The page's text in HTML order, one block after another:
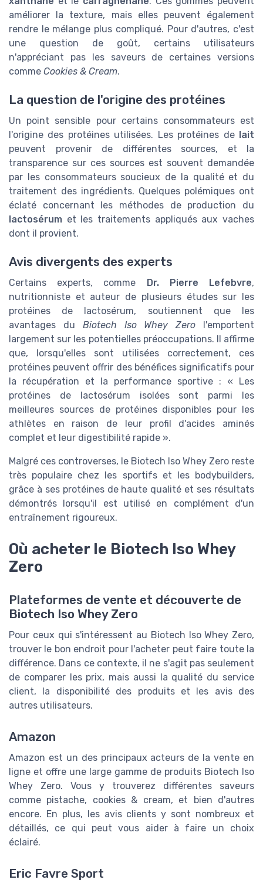
améliorer la texture, mais elles peuvent également
rendre le mélange plus compliqué. Pour d'autres, c'est
une question de goût, certains utilisateurs
n'appréciant pas les saveurs de certaines versions
comme Cookies & Cream.
La question de l'origine des protéines
Un point sensible pour certains consommateurs est
l'origine des protéines utilisées. Les protéines de lait
peuvent provenir de différentes sources, et la
transparence sur ces sources est souvent demandée
par les consommateurs soucieux de la qualité et du
traitement des ingrédients. Quelques polémiques ont
éclaté concernant les méthodes de production du
lactosérum et les traitements appliqués aux vaches
dont il provient.
Avis divergents des experts
Certains experts, comme Dr. Pierre Lefebvre,
nutritionniste et auteur de plusieurs études sur les
protéines de lactosérum, soutiennent que les
avantages du Biotech Iso Whey Zero l'emportent
largement sur les potentielles préoccupations. Il affirme
que, lorsqu'elles sont utilisées correctement, ces
protéines peuvent offrir des bénéfices significatifs pour
la récupération et la performance sportive : « Les
protéines de lactosérum isolées sont parmi les
meilleures sources de protéines disponibles pour les
athlètes en raison de leur profil d'acides aminés
complet et leur digestibilité rapide ».
Malgré ces controverses, le Biotech Iso Whey Zero reste
très populaire chez les sportifs et les bodybuilders,
grâce à ses protéines de haute qualité et ses résultats
démontrés lorsqu'il est utilisé en complément d'un
entraînement rigoureux.
Où acheter le Biotech Iso Whey
Zero
Plateformes de vente et découverte de
Biotech Iso Whey Zero
Pour ceux qui s'intéressent au Biotech Iso Whey Zero,
trouver le bon endroit pour l'acheter peut faire toute la
différence. Dans ce contexte, il ne s'agit pas seulement
de comparer les prix, mais aussi la qualité du service
client, la disponibilité des produits et les avis des
autres utilisateurs.
Amazon
Amazon est un des principaux acteurs de la vente en
ligne et offre une large gamme de produits Biotech Iso
Whey Zero. Vous y trouverez différentes saveurs
comme pistache, cookies & cream, et bien d'autres
encore. En plus, les avis clients y sont nombreux et
détaillés, ce qui peut vous aider à faire un choix
éclairé.
Eric Favre Sport